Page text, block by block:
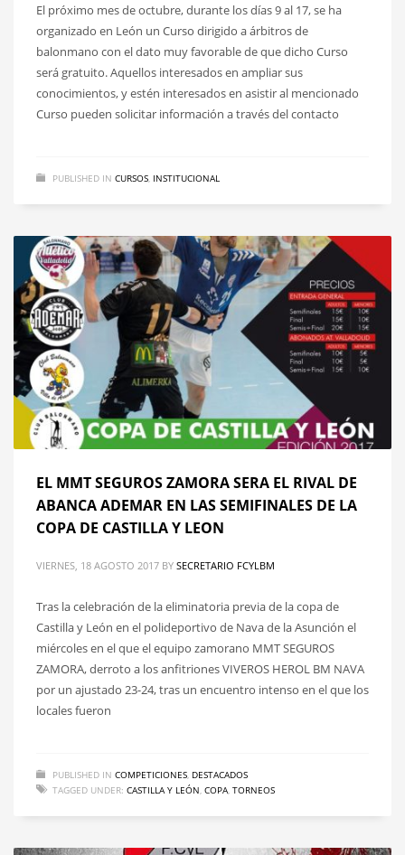
El próximo mes de octubre, durante los días 9 al 17, se ha
organizado en León un Curso dirigido a árbitros de
balonmano con el dato muy favorable de que dicho Curso
será gratuito. Aquellos interesados en ampliar sus
conocimientos, y estén interesados en asistir al mencionado
Curso pueden solicitar información a través del contacto
PUBLISHED IN CURSOS INSTITUCIONAL
EL MMT SEGUROS ZAMORA SERA EL RIVAL DE
ABANCA ADEMAR EN LAS SEMIFINALES DE LA
COPA DE CASTILLA Y LEON
VIERNES, 18 AGOSTO 2017 BY SECRETARIO FCYLBM
Tras la celebración de la eliminatoria previa de la copa de
Castilla y León en el polideportivo de Nava de la Asunción el
miércoles en el que el equipo zamorano MMT SEGUROS
ZAMORA, derroto a los anfitriones VIVEROS HEROL BM NAVA
por un ajustado 23-24, tras un encuentro intenso en el que los
locales fueron
PUBLISHED IN COMPETICIONES DESTACADOS
TAGGED UNDER: CASTILLA Y LEÓN COPA TORNEOS